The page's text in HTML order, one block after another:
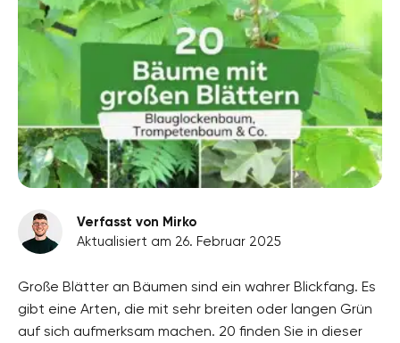
Verfasst von Mirko
Aktualisiert am 26. Februar 2025
Große Blätter an Bäumen sind ein wahrer Blickfang. Es
gibt eine Arten, die mit sehr breiten oder langen Grün
auf sich aufmerksam machen. 20 finden Sie in dieser